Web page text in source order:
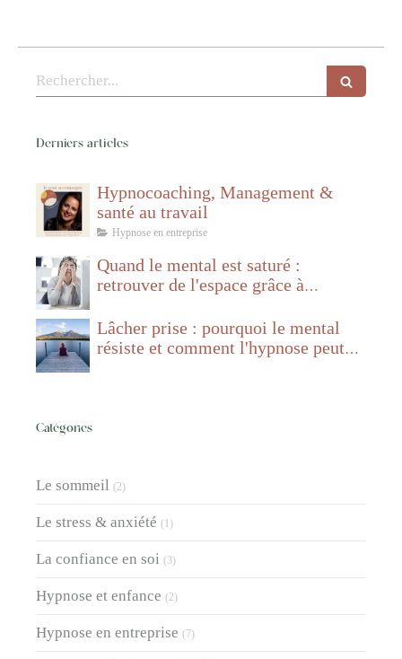
Rechercher
Derniers articles
Hypnocoaching, Management &
santé au travail
Hypnose en entreprise
Quand le mental est saturé :
retrouver de l'espace grâce à
Lâcher prise : pourquoi le mental
résiste et comment l'hypnose peut
Catégories
Le sommeil (2)
Le stress & anxiété (1)
La confiance en soi (3)
Hypnose et enfance (2)
Hypnose en entreprise (7)